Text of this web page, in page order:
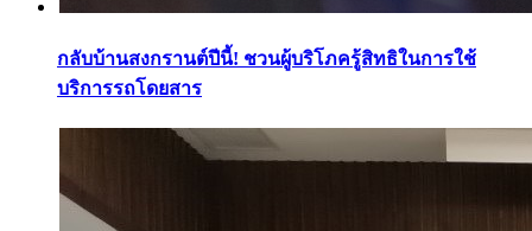
กลับบ้านสงกรานต์ปีนี้! ชวนผู้บริโภครู้สิทธิในการใช้
บริการรถโดยสาร